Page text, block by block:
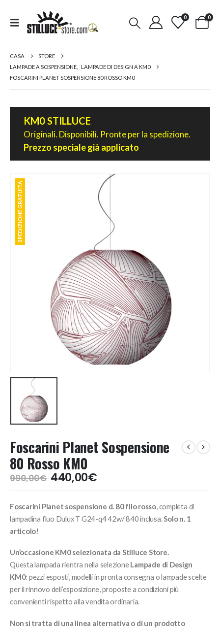
0 0
CASA
STORE
LAMPADE A SOSPENSIONE
LAMPADE DI DESIGN A KM0
FOSCARINI PLANET SOSPENSIONE 80 ROSSO KM0
KM0 STILLUCE
Originali. Disponibili. Pronte per la spedizione.
Prezzo speciale già applicato
SPEDIZIONE GRATUITA
SPEDIZIONE GRATUITA
Foscarini Planet Sospensione
80 Rosso KM0
990,00€ Il
prezzo
era:
990,00€.
440,00€Il
prezzo
è:
440,00€.
Foscarini Planet sospensione d. 80 filo rosso, completa di
lampadina fluo Dulux T G24-q4 42w/ 840 inclusa.Solo n. 1
articolo!
Un’occasione KM0 selezionata da Stilluce Store.
Questa lampada rientra nella selezioneLampade di Design
KM0: pezzi esposti, modelli in pronta consegna o lampade scelte
per il rinnovo dell’esposizione, proposte a condizioni più
convenienti rispetto alla vendita ordinaria.
Non si tratta di una linea alternativa o di un prodotto